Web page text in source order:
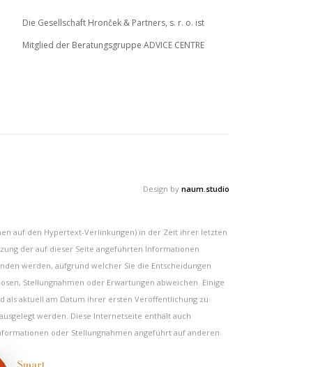
Die Gesellschaft Hronček & Partners, s. r. o. ist
Mitglied der Beratungsgruppe ADVICE CENTRE
Design by naum.studio
auf den Hypertext-Verlinkungen) in der Zeit ihrer letzten
der auf dieser Seite angeführten Informationen
werden, aufgrund welcher Sie die Entscheidungen
Stellungnahmen oder Erwartungen abweichen. Einige
als aktuell am Datum ihrer ersten Veröffentlichung zu
werden. Diese Internetseite enthält auch
oder Stellungnahmen angeführt auf anderen